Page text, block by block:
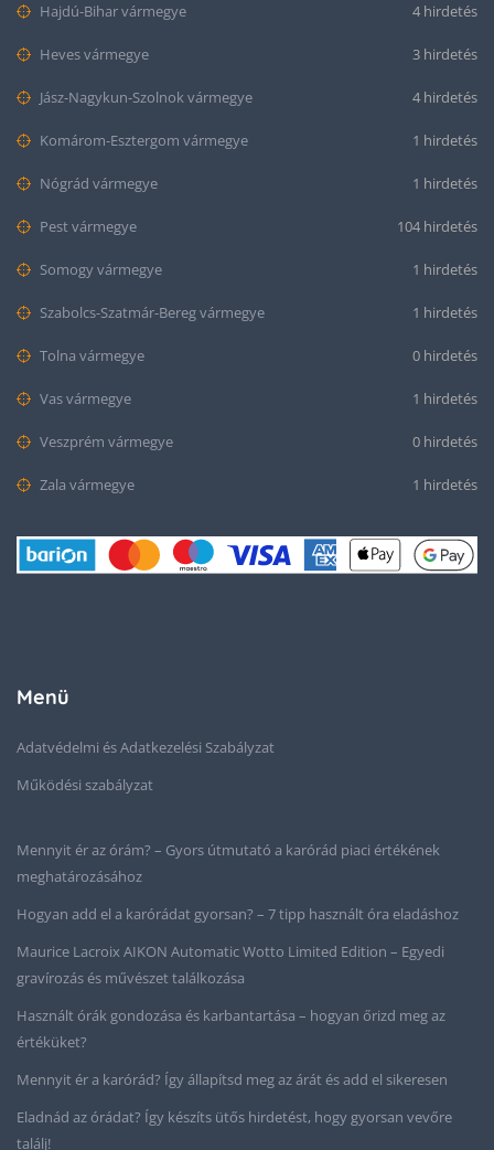
Hajdú-Bihar vármegye 4 hirdetés
Heves vármegye 3 hirdetés
Jász-Nagykun-Szolnok vármegye 4 hirdetés
Komárom-Esztergom vármegye 1 hirdetés
Nógrád vármegye 1 hirdetés
Pest vármegye 104 hirdetés
Somogy vármegye 1 hirdetés
Szabolcs-Szatmár-Bereg vármegye 1 hirdetés
Tolna vármegye 0 hirdetés
Vas vármegye 1 hirdetés
Veszprém vármegye 0 hirdetés
Zala vármegye 1 hirdetés
Menü
Adatvédelmi és Adatkezelési Szabályzat
Működési szabályzat
Mennyit ér az órám? – Gyors útmutató a karórád piaci értékének
meghatározásához
Hogyan add el a karórádat gyorsan? – 7 tipp használt óra eladáshoz
Maurice Lacroix AIKON Automatic Wotto Limited Edition – Egyedi
gravírozás és művészet találkozása
Használt órák gondozása és karbantartása – hogyan őrizd meg az
értéküket?
Mennyit ér a karórád? Így állapítsd meg az árát és add el sikeresen
Eladnád az órádat? Így készíts ütős hirdetést, hogy gyorsan vevőre
találj!